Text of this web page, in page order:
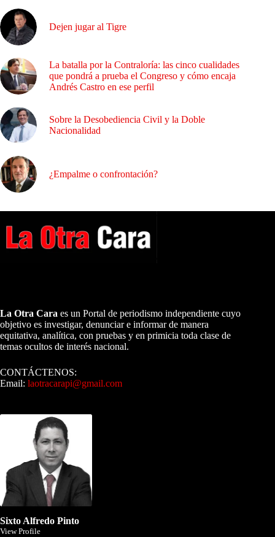
Dejen jugar al Tigre
La batalla por la Contraloría: las cinco cualidades
que pondrá a prueba el Congreso y cómo encaja
Andrés Castro en ese perfil
Sobre la Desobediencia Civil y la Doble
Nacionalidad
¿Empalme o confrontación?
La Otra Cara es un Portal de periodismo independiente cuyo
objetivo es investigar, denunciar e informar de manera
equitativa, analítica, con pruebas y en primicia toda clase de
temas ocultos de interés nacional.
CONTÁCTENOS:
Email: laotracarapi@gmail.com
Sixto Alfredo Pinto
View Profile